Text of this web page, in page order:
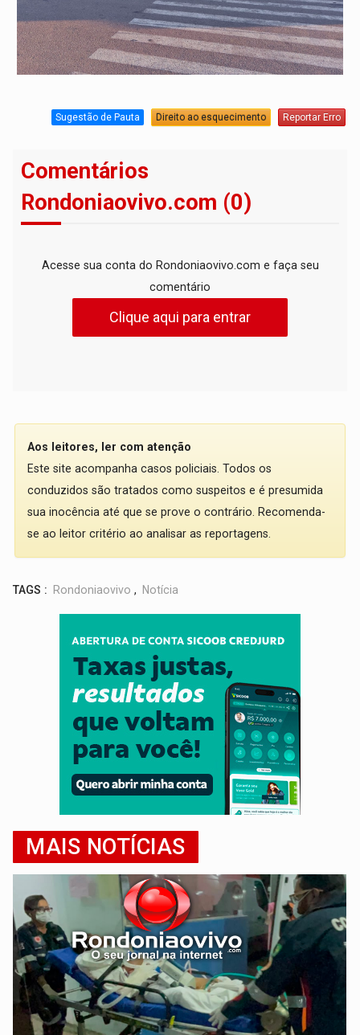
Sugestão de Pauta Direito ao esquecimento Reportar Erro
Comentários
Rondoniaovivo.com (0)
Acesse sua conta do Rondoniaovivo.com e faça seu
comentário
Clique aqui para entrar
Aos leitores, ler com atenção
Este site acompanha casos policiais. Todos os
conduzidos são tratados como suspeitos e é presumida
sua inocência até que se prove o contrário. Recomenda-
se ao leitor critério ao analisar as reportagens.
TAGS : Rondoniaovivo , Notícia
MAIS NOTÍCIAS